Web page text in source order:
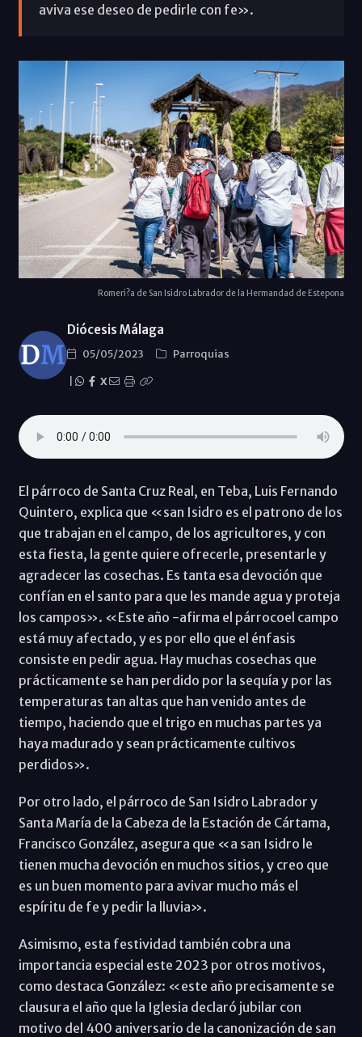
aviva ese deseo de pedirle con fe».
Romeri?a de San Isidro Labrador de la Hermandad de Estepona
Diócesis Málaga
05/05/2023
Parroquias
X
El párroco de Santa Cruz Real, en Teba, Luis Fernando
Quintero, explica que «san Isidro es el patrono de los
que trabajan en el campo, de los agricultores, y con
esta fiesta, la gente quiere ofrecerle, presentarle y
agradecer las cosechas. Es tanta esa devoción que
confían en el santo para que les mande agua y proteja
los campos». «Este año -afirma el párrocoel campo
está muy afectado, y es por ello que el énfasis
consiste en pedir agua. Hay muchas cosechas que
prácticamente se han perdido por la sequía y por las
temperaturas tan altas que han venido antes de
tiempo, haciendo que el trigo en muchas partes ya
haya madurado y sean prácticamente cultivos
perdidos».
Por otro lado, el párroco de San Isidro Labrador y
Santa María de la Cabeza de la Estación de Cártama,
Francisco González, asegura que «a san Isidro le
tienen mucha devoción en muchos sitios, y creo que
es un buen momento para avivar mucho más el
espíritu de fe y pedir la lluvia».
Asimismo, esta festividad también cobra una
importancia especial este 2023 por otros motivos,
como destaca González: «este año precisamente se
clausura el año que la Iglesia declaró jubilar con
motivo del 400 aniversario de la canonización de san